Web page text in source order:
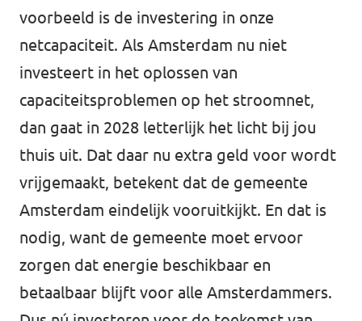
voorbeeld is de investering in onze
netcapaciteit. Als Amsterdam nu niet
investeert in het oplossen van
capaciteitsproblemen op het stroomnet,
dan gaat in 2028 letterlijk het licht bij jou
thuis uit. Dat daar nu extra geld voor wordt
vrijgemaakt, betekent dat de gemeente
Amsterdam eindelijk vooruitkijkt. En dat is
nodig, want de gemeente moet ervoor
zorgen dat energie beschikbaar en
betaalbaar blijft voor alle Amsterdammers.